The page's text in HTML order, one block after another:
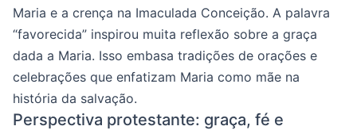
Maria e a crença na Imaculada Conceição. A palavra
“favorecida” inspirou muita reflexão sobre a graça
dada a Maria. Isso embasa tradições de orações e
celebrações que enfatizam Maria como mãe na
história da salvação.
Perspectiva protestante: graça, fé e